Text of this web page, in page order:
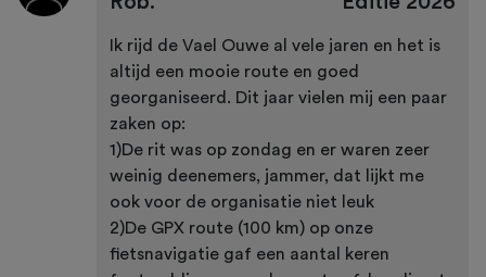
Ik rijd de Vael Ouwe al vele jaren en het is
altijd een mooie route en goed
georganiseerd. Dit jaar vielen mij een paar
zaken op:
1)De rit was op zondag en er waren zeer
weinig deenemers, jammer, dat lijkt me
ook voor de organisatie niet leuk
2)De GPX route (100 km) op onze
fietsnavigatie gaf een aantal keren